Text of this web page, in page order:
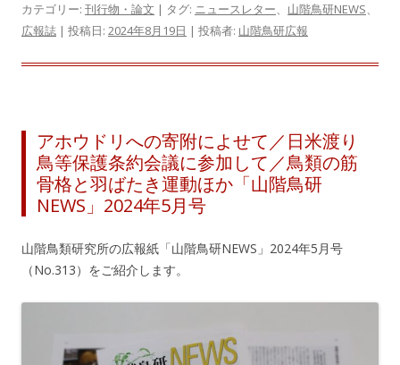
カテゴリー: 刊行物・論文 | タグ: ニュースレター、 山階鳥研NEWS、
広報誌 | 投稿日: 2024年8月19日 | 投稿者: 山階鳥研広報
アホウドリへの寄附によせて／日米渡り
鳥等保護条約会議に参加して／鳥類の筋
骨格と羽ばたき運動ほか「山階鳥研
NEWS」2024年5月号
山階鳥類研究所の広報紙「山階鳥研NEWS」2024年5月号
（No.313）をご紹介します。